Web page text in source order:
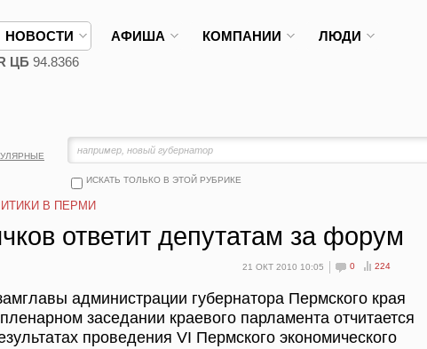
НОВОСТИ АФИША КОМПАНИИ ЛЮДИ
ЦБ 94.8366
ИСКАТЬ ТОЛЬКО В ЭТОЙ РУБРИКЕ
В ПЕРМИ
ответит депутатам за форум
21 ОКТ 2010 10:05 0 224
администрации губернатора Пермского края
заседании краевого парламента отчитается
проведения VI Пермского экономического